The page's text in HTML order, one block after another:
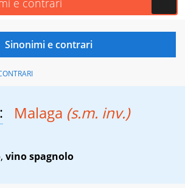
Malaga (s.m. inv.)
, vino spagnolo